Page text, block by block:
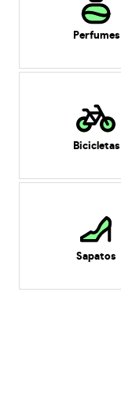
Perfumes
Bicicletas
Sapatos